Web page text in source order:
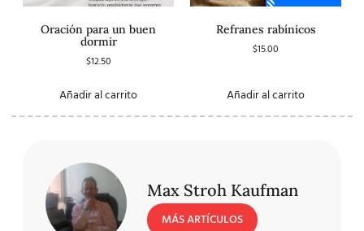
Oración para un buen
dormir
$12.50
Añadir al carrito
Refranes rabínicos
$15.00
Añadir al carrito
Max Stroh Kaufman
MÁS ARTÍCULOS